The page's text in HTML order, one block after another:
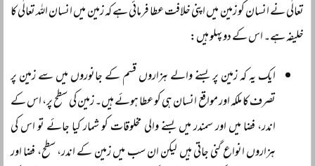
تعالٰی نے انسان کو زمین میں اپنی خلافت عطا فرمائی ہے کہ زمین میں انسان اللہ تعالٰی کا
خلیفہ ہے۔ اس کے دو پہلو ہیں:
ایک یہ کہ زمین پر بسنے والے ہزاروں قسم کے جانوروں میں سے زمین پر
تصرف کا ملکہ اور مواقع انسان ہی کو عطا ہوئے ہیں۔ زمین کی سطح پر، اس کے
اندر، فضا میں اور سمندر میں بسنے والی مخلوقات کو شمار کیا جائے تو اس کی
ہزاروں انواع گنی جاتی ہیں لیکن ان سب میں زمین کے اندر، سطح، فضا اور